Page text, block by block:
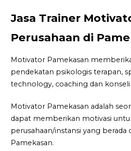
Jasa Trainer
Perusahaan di
Motivator Pamekasan
pendekatan psikologis terapan,
technology, coaching dan
Motivator Pamekasan adalah
dapat memberikan motivasi
perusahaan/instansi yang berada
Pamekasan.